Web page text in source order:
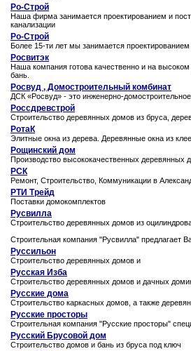
Ро-Строй
Наша фирма занимается проектированием и
канализации
Ро-Строй
Более 15-ти лет мы занимается
Росвитэк
Наша компания готова качественно и на
бань.
Росвуд , Домостроительный комбинат
ДСК «Росвуд» - это инженерно-
Россдревстрой
Строительство деревянных домов из бруса,
РотаК
Элитные окна из дерева. Деревянные окна из
Рощинский дом
Производство высококачественных деревянных
РСК
Ремонт, Строительство, Коммуникации в
РТИ Трейд
Поставки домокомплектов
Русвилла
Строительство деревянных домов из
Строительная компания "Русвилла" предлагает
Руссильон
Строительство деревянных домов и
Русская Изба
Строительство деревянных домов и дачных
Русские дома
Строительство каркасных домов, а также
Русские просторы
Строительная компания "Русские просторы"
Русский Брусовой дом
Строительство домов и бань из бруса под ключ